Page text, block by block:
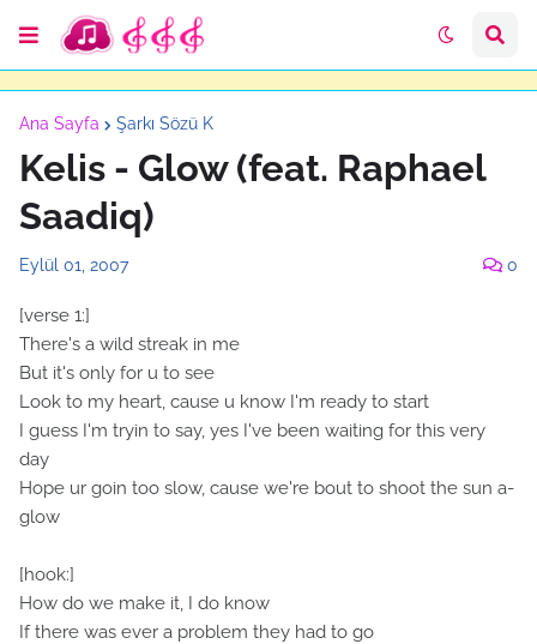
Ana Sayfa Şarkı Sözü K
Kelis - Glow (feat. Raphael
Saadiq)
Eylül 01, 2007 0
[verse 1:]
There's a wild streak in me
But it's only for u to see
Look to my heart, cause u know I'm ready to start
I guess I'm tryin to say, yes I've been waiting for this very
day
Hope ur goin too slow, cause we're bout to shoot the sun a-
glow
[hook:]
How do we make it, I do know
If there was ever a problem they had to go